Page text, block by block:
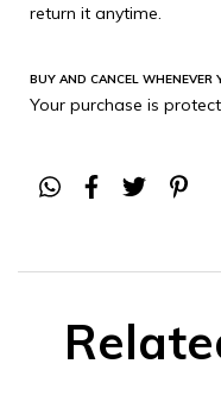
return it anytime.
BUY AND CANCEL WHENEVER
Your purchase is